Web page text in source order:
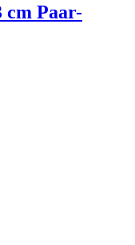
cm Paar-